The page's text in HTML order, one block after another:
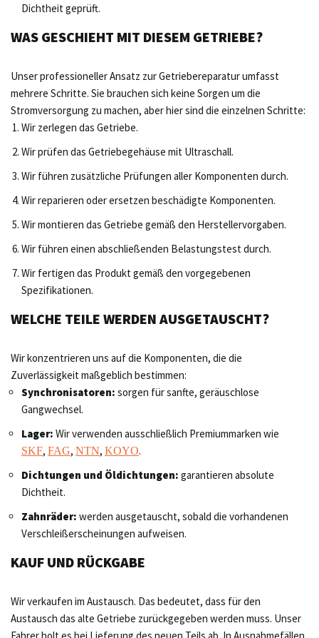
Dichtheit geprüft.
WAS GESCHIEHT MIT DIESEM GETRIEBE?
Unser professioneller Ansatz zur Getriebereparatur umfasst
mehrere Schritte. Sie brauchen sich keine Sorgen um die
Stromversorgung zu machen, aber hier sind die einzelnen Schritte:
Wir zerlegen das Getriebe.
Wir prüfen das Getriebegehäuse mit Ultraschall.
Wir führen zusätzliche Prüfungen aller Komponenten durch.
Wir reparieren oder ersetzen beschädigte Komponenten.
Wir montieren das Getriebe gemäß den Herstellervorgaben.
Wir führen einen abschließenden Belastungstest durch.
Wir fertigen das Produkt gemäß den vorgegebenen
Spezifikationen.
WELCHE TEILE WERDEN AUSGETAUSCHT?
Wir konzentrieren uns auf die Komponenten, die die
Zuverlässigkeit maßgeblich bestimmen:
Synchronisatoren: sorgen für sanfte, geräuschlose
Gangwechsel.
Lager: Wir verwenden ausschließlich Premiummarken wie
SKF, FAG, NTN, KOYO.
Dichtungen und Öldichtungen: garantieren absolute
Dichtheit.
Zahnräder: werden ausgetauscht, sobald die vorhandenen
Verschleißerscheinungen aufweisen.
KAUF UND RÜCKGABE
Wir verkaufen im Austausch. Das bedeutet, dass für den
Austausch das alte Getriebe zurückgegeben werden muss. Unser
Fahrer holt es bei Lieferung des neuen Teils ab. In Ausnahmefällen